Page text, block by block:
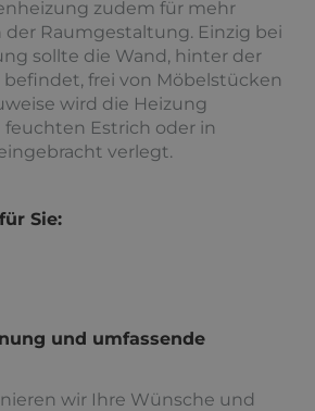
zudem für mehr
Raumgestaltung. Einzig bei
sollte die Wand, hinter der
befindet, frei von Möbelstücken
wird die Heizung
Estrich oder in
verlegt.
Sie:
und umfassende
wir Ihre Wünsche und